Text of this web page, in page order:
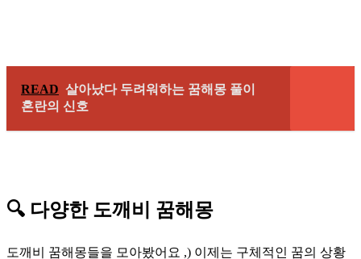
READ 살아났다 두려워하는 꿈해몽 풀이
혼란의 신호
🔍 다양한 도깨비 꿈해몽
도깨비 꿈해몽들을 모아봤어요 ,) 이제는 구체적인 꿈의 상황